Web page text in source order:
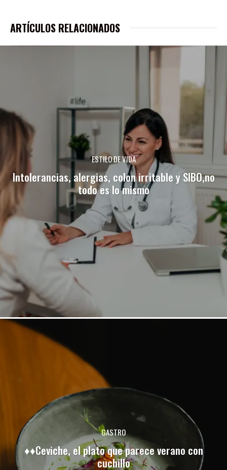
ARTÍCULOS RELACIONADOS
ESTILO DE VIDA
Intolerancias, alergias, colon irritable y SIBO,no
todo es lo mismo
GASTRO
♦♦Ceviche, el plato que parece verano con
cuchillo